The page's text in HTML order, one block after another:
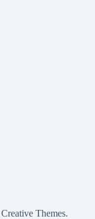
Creative Themes.